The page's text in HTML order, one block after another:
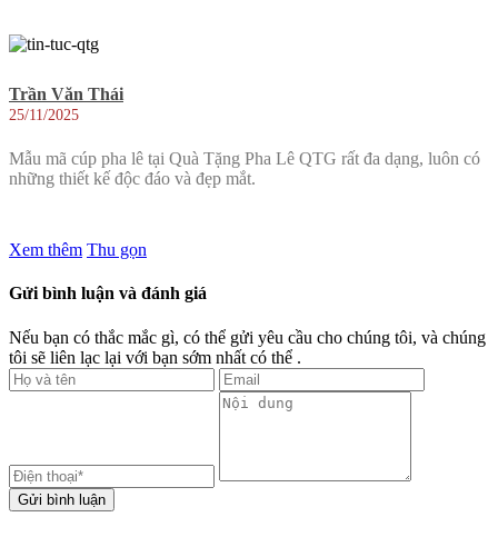
Trần Văn Thái
25/11/2025
Mẫu mã cúp pha lê tại Quà Tặng Pha Lê QTG rất đa dạng, luôn có
những thiết kế độc đáo và đẹp mắt.
Xem thêm Thu gọn
Gửi bình luận và đánh giá
Nếu bạn có thắc mắc gì, có thể gửi yêu cầu cho chúng tôi, và chúng
tôi sẽ liên lạc lại với bạn sớm nhất có thể .
Gửi bình luận